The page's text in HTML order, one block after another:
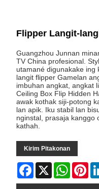
Flipper Langit-
Guangzhou Junnan
TV China profesional.
utamané digunakake ing
langit flipper Gamelan
imbuhan angkat, angkat
Ceiling Box Flip Hidden
awak kothak siji-potong
lan apik. Iku stabil lan
nginstal, prasaja kanggo
kathah.
Kirim Pitakonan
Facebook
X